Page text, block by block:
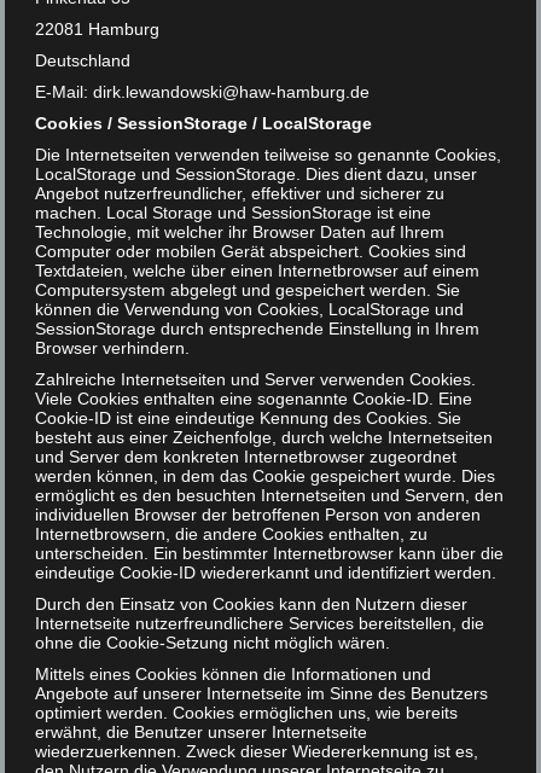
genauso wie herkömmliche Suchmaschinen, ein nach
bestimmten Merkmalen verzerrtes Ranking ausgeben.
Bei der anschließenden Diskussion der Ergebnisse hat
sich herausgestellt, dass viele Verzerrungen für die SUB
unerwartet waren. So konnten
Handlungsempfehlungen aufgestellt werden, um den
Entwickelnden des Katalogplus nun einen neuen Ansatz
zur Optimierung des Bibliothekskatalog zu geben.
Darüber hinaus ergaben sich weitere
Forschungsansätze für zukünftige Untersuchungen.
Sehr zu unserer Freude wurde das Praxisprojekt von
der Fachzeitschrift b.i.t.online, Schweitzer
Fachinformationen und der Konferenz der
informations- und bibliothekswissenschaftlichen
Ausbildungs- und Studiengänge (KIBA), Sektion 7 des
dbv und Ausbildungskommission der Deutschen
Gesellschaft für Information und Wissen e.V. als eines
von drei studentischen Forschungsprojekten mit dem
TIP-Award 2022 ausgezeichnet. Neben einem Preisgeld
wurden wir zum 8. Bibliothekskongress in Leipzig
eingeladen, wo wir der Jury und interessierten Gästen
unser Projekt präsentieren durften und den Award
22081 Hamburg
Deutschland
E-Mail: dirk.lewandowski@haw-hamburg.de
Cookies / SessionStorage / LocalStorage
Die Internetseiten verwenden teilweise so genannte Cookies,
LocalStorage und SessionStorage. Dies dient dazu, unser
Angebot nutzerfreundlicher, effektiver und sicherer zu
machen. Local Storage und SessionStorage ist eine
Technologie, mit welcher ihr Browser Daten auf Ihrem
Computer oder mobilen Gerät abspeichert. Cookies sind
Textdateien, welche über einen Internetbrowser auf einem
Computersystem abgelegt und gespeichert werden. Sie
können die Verwendung von Cookies, LocalStorage und
SessionStorage durch entsprechende Einstellung in Ihrem
Browser verhindern.
Zahlreiche Internetseiten und Server verwenden Cookies.
Viele Cookies enthalten eine sogenannte Cookie-ID. Eine
Cookie-ID ist eine eindeutige Kennung des Cookies. Sie
besteht aus einer Zeichenfolge, durch welche Internetseiten
und Server dem konkreten Internetbrowser zugeordnet
werden können, in dem das Cookie gespeichert wurde. Dies
ermöglicht es den besuchten Internetseiten und Servern, den
individuellen Browser der betroffenen Person von anderen
Internetbrowsern, die andere Cookies enthalten, zu
unterscheiden. Ein bestimmter Internetbrowser kann über die
eindeutige Cookie-ID wiedererkannt und identifiziert werden.
Durch den Einsatz von Cookies kann den Nutzern dieser
Internetseite nutzerfreundlichere Services bereitstellen, die
ohne die Cookie-Setzung nicht möglich wären.
Mittels eines Cookies können die Informationen und
Angebote auf unserer Internetseite im Sinne des Benutzers
optimiert werden. Cookies ermöglichen uns, wie bereits
erwähnt, die Benutzer unserer Internetseite
wiederzuerkennen. Zweck dieser Wiedererkennung ist es,